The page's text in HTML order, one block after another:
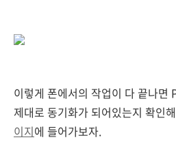
이렇게 폰에서의 작업이 다 끝나면
제대로 동기화가 되어있는지 확인
이지에 들어가보자.